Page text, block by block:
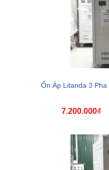
Ổn Áp Litanda 3 Pha
7.200.000₫